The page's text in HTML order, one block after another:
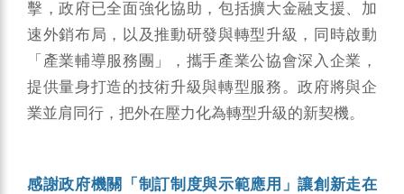
擊，政府已全面強化協助，包括擴大金融支援、加
速外銷布局，以及推動研發與轉型升級，同時啟動
「產業輔導服務團」，攜手產業公協會深入企業，
提供量身打造的技術升級與轉型服務。政府將與企
業並肩同行，把外在壓力化為轉型升級的新契機。
感謝政府機關「制訂制度與示範應用」讓創新走在